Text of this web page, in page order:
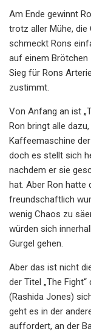
Am Ende gewinnt
trotz aller Mühe, die
schmeckt Rons
auf einem Brötchen
Sieg für Rons
zustimmt.
Von Anfang an ist
Ron bringt alle
Kaffeemaschine
doch es stellt sich
nachdem er sie
hat. Aber Ron hatte
freundschaftlich
wenig Chaos zu
würden sich
Gurgel gehen.
Aber das ist nicht
der Titel „The
(Rashida Jones)
geht es in der
auffordert, an der